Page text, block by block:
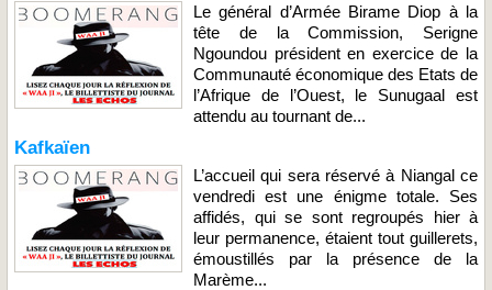
Le général d’Armée Birame Diop à la
tête de la Commission, Serigne
Ngoundou président en exercice de la
Communauté économique des Etats de
l’Afrique de l’Ouest, le Sunugaal est
attendu au tournant de...
Kafkaïen
L’accueil qui sera réservé à Niangal ce
vendredi est une énigme totale. Ses
affidés, qui se sont regroupés hier à
leur permanence, étaient tout guillerets,
émoustillés par la présence de la
Marème...